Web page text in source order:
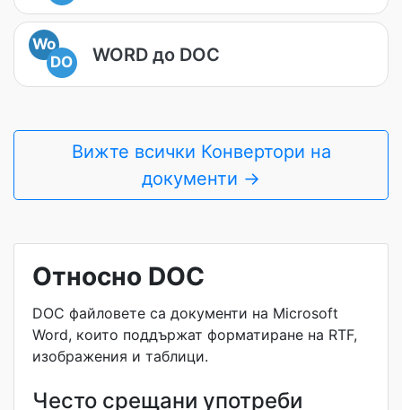
Wo
DO
WORD до DOC
Вижте всички Конвертори на
документи →
Относно DOC
DOC файловете са документи на Microsoft
Word, които поддържат форматиране на RTF,
изображения и таблици.
Често срещани употреби